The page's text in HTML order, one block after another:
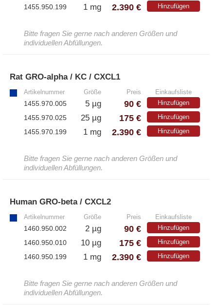
– Alle PeptiGrowth Produkte
Diaclone
– Alle Diaclone Produkte
– ELISA-Kits
– EliSpot-Kits
Antikörper
– Alle Antikörper
– Anti-murine
– Anti-rat
– CD-Antikörper
– Polyclonale Antikörper
1455.950.199 1 mg 2.390 € Hinzufügen
Bitte fragen Sie gerne nach anderen Größen und
individuellen Abfüllungen.
Rat GRO-alpha / KC / CXCL1
Artikelnummer Größe Preis Einkaufsliste
1455.970.005 5 µg 90 € Hinzufügen
1455.970.025 25 µg 175 € Hinzufügen
1455.970.199 1 mg 2.390 € Hinzufügen
Bitte fragen Sie gerne nach anderen Größen und
individuellen Abfüllungen.
Human GRO-beta / CXCL2
Artikelnummer Größe Preis Einkaufsliste
1460.950.002 2 µg 90 € Hinzufügen
1460.950.010 10 µg 175 € Hinzufügen
1460.950.199 1 mg 2.390 € Hinzufügen
Bitte fragen Sie gerne nach anderen Größen und
individuellen Abfüllungen.